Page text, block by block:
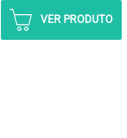
VER PRODUTO